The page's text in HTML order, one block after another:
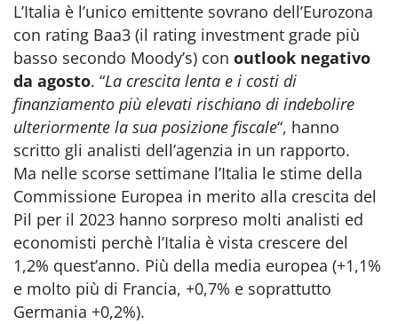
L’Italia è l’unico emittente sovrano dell’Eurozona
con rating Baa3 (il rating investment grade più
basso secondo Moody’s) con outlook negativo
da agosto. “La crescita lenta e i costi di
finanziamento più elevati rischiano di indebolire
ulteriormente la sua posizione fiscale“, hanno
scritto gli analisti dell’agenzia in un rapporto.
Ma nelle scorse settimane l’Italia le stime della
Commissione Europea in merito alla crescita del
Pil per il 2023 hanno sorpreso molti analisti ed
economisti perchè l’Italia è vista crescere del
1,2% quest’anno. Più della media europea (+1,1%
e molto più di Francia, +0,7% e soprattutto
Germania +0,2%).